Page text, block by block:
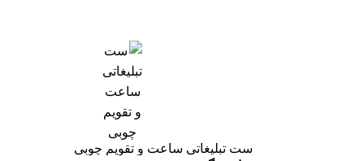
ست تبلیغاتی ساعت و تقویم چوبی